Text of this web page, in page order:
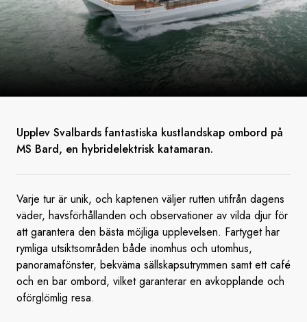
Upplev Svalbards fantastiska kustlandskap ombord på
MS Bard, en hybridelektrisk katamaran.
Varje tur är unik, och kaptenen väljer rutten utifrån dagens
väder, havsförhållanden och observationer av vilda djur för
att garantera den bästa möjliga upplevelsen. Fartyget har
rymliga utsiktsområden både inomhus och utomhus,
panoramafönster, bekväma sällskapsutrymmen samt ett café
och en bar ombord, vilket garanterar en avkopplande och
oförglömlig resa.